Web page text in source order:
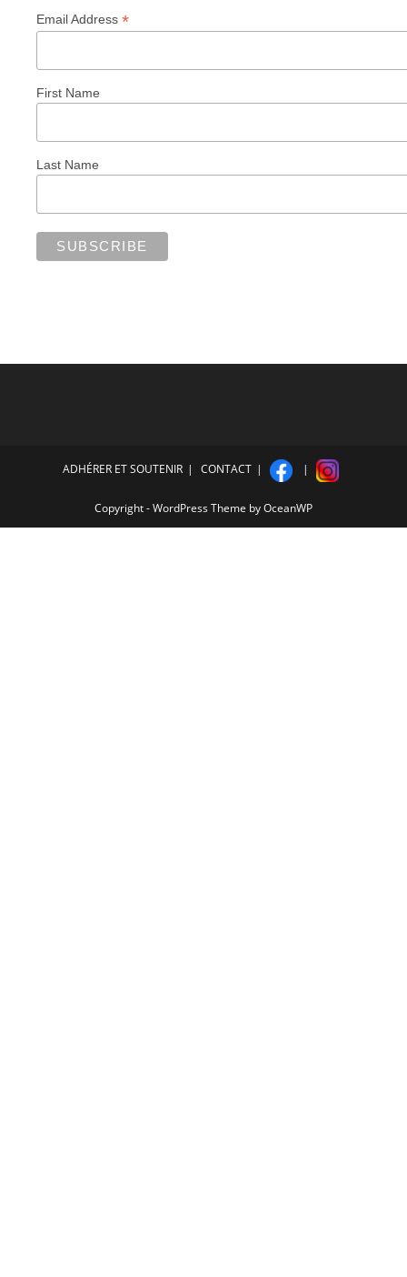
Email Address*
First Name
Last Name
ADHÉRER ET SOUTENIR CONTACT
Copyright - WordPress Theme by OceanWP